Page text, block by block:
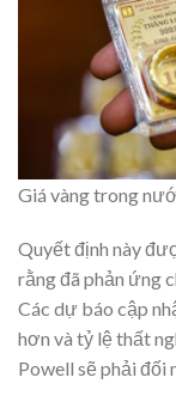
Giá vàng trong
Quyết định này
rằng đã phản ứng
Các dự báo cập
hơn và tỷ lệ thất
Powell sẽ phải đối